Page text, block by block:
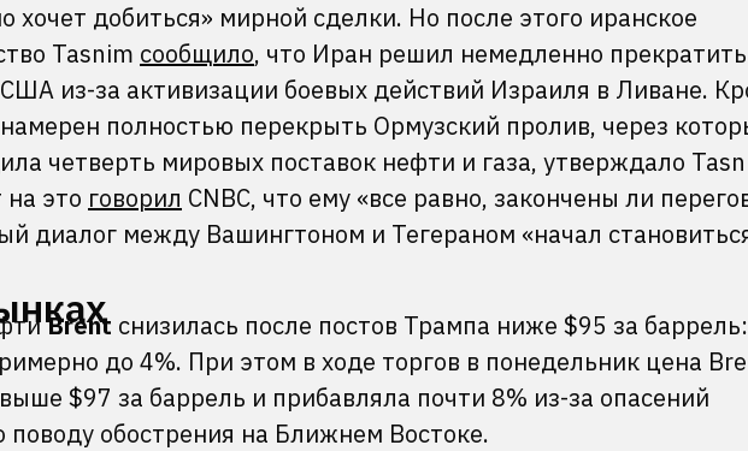
хочет добиться» мирной сделки. Но после этого иранское
Tasnim сообщило, что Иран решил немедленно прекратить
из-за активизации боевых действий Израиля в Ливане.
намерен полностью перекрыть Ормузский пролив, через
четверть мировых поставок нефти и газа, утверждало
это говорил CNBC, что ему «все равно, закончены ли
диалог между Вашингтоном и Тегераном «начал
Brent снизилась после постов Трампа ниже $95 за
до 4%. При этом в ходе торгов в понедельник цена
выше $97 за баррель и прибавляла почти 8% из-за опасений
поводу обострения на Ближнем Востоке.